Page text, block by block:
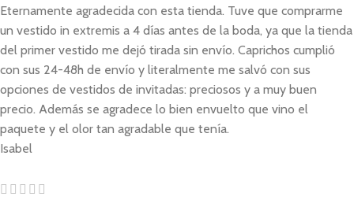
Eternamente agradecida con esta tienda. Tuve que comprarme
un vestido in extremis a 4 días antes de la boda, ya que la tienda
del primer vestido me dejó tirada sin envío. Caprichos cumplió
con sus 24-48h de envío y literalmente me salvó con sus
opciones de vestidos de invitadas: preciosos y a muy buen
precio. Además se agradece lo bien envuelto que vino el
paquete y el olor tan agradable que tenía.
Isabel